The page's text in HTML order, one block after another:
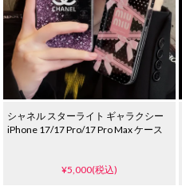
シャネル スターライト ギャラクシー
iPhone 17/17 Pro/17 Pro Max ケース
¥5,000(税込)